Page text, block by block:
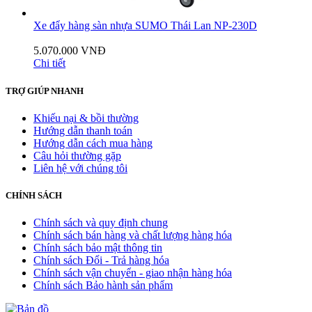
Xe đẩy hàng sàn nhựa SUMO Thái Lan NP-230D
5.070.000 VNĐ
Chi tiết
TRỢ GIÚP NHANH
Khiếu nại & bồi thường
Hướng dẫn thanh toán
Hướng dẫn cách mua hàng
Câu hỏi thường gặp
Liên hệ với chúng tôi
CHÍNH SÁCH
Chính sách và quy định chung
Chính sách bán hàng và chất lượng hàng hóa
Chính sách bảo mật thông tin
Chính sách Đổi - Trả hàng hóa
Chính sách vận chuyển - giao nhận hàng hóa
Chính sách Bảo hành sản phẩm